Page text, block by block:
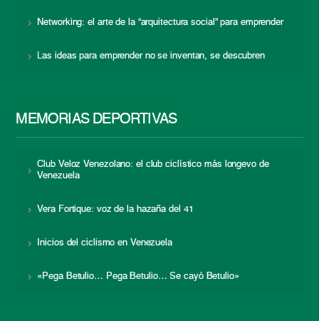
Networking: el arte de la “arquitectura social” para emprender
Las ideas para emprender no se inventan, se descubren
MEMORIAS DEPORTIVAS
Club Veloz Venezolano: el club ciclístico más longevo de
Venezuela
Vera Fortique: voz de la hazaña del 41
Inicios del ciclismo en Venezuela
«Pega Betulio… Pega Betulio… Se cayó Betulio»